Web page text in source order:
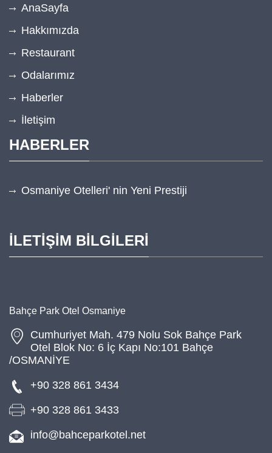
AnaSayfa
Hakkımızda
Restaurant
Odalarımız
Haberler
İletişim
HABERLER
Osmaniye Otelleri' nin Yeni Prestiji
İLETİŞİM BİLGİLERİ
Bahçe Park Otel Osmaniye
Cumhuriyet Mah. 479 Nolu Sok Bahçe Park
Otel Blok No: 6 İç Kapı No:101 Bahçe
/OSMANİYE
+90 328 861 3434
+90 328 861 3433
info@bahceparkotel.net